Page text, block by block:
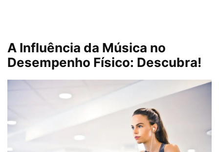
A Influência da Música no
Desempenho Físico: Descubra!